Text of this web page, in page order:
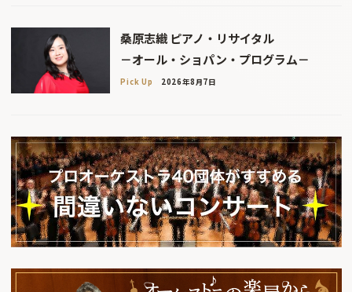
桑原志織 ピアノ・リサイタル
－オール・ショパン・プログラム－
Pick Up 2026年8月7日